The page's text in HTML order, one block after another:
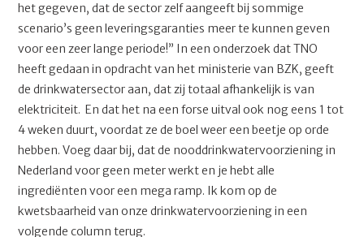
het gegeven, dat de sector zelf aangeeft bij sommige
scenario’s geen leveringsgaranties meer te kunnen geven
voor een zeer lange periode!” In een onderzoek dat TNO
heeft gedaan in opdracht van het ministerie van BZK, geeft
de drinkwatersector aan, dat zij totaal afhankelijk is van
elektriciteit. En dat het na een forse uitval ook nog eens 1 tot
4 weken duurt, voordat ze de boel weer een beetje op orde
hebben. Voeg daar bij, dat de nooddrinkwatervoorziening in
Nederland voor geen meter werkt en je hebt alle
ingrediënten voor een mega ramp. Ik kom op de
kwetsbaarheid van onze drinkwatervoorziening in een
volgende column terug.